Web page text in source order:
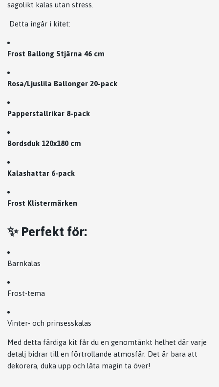
sagolikt kalas utan stress.
Detta ingår i kitet:
Frost Ballong Stjärna 46 cm
Rosa/Ljuslila Ballonger 20-pack
Papperstallrikar 8-pack
Bordsduk 120x180 cm
Kalashattar 6-pack
Frost Klistermärken
✨ Perfekt för:
Barnkalas
Frost-tema
Vinter- och prinsesskalas
Med detta färdiga kit får du en genomtänkt helhet där varje
detalj bidrar till en förtrollande atmosfär. Det är bara att
dekorera, duka upp och låta magin ta över!